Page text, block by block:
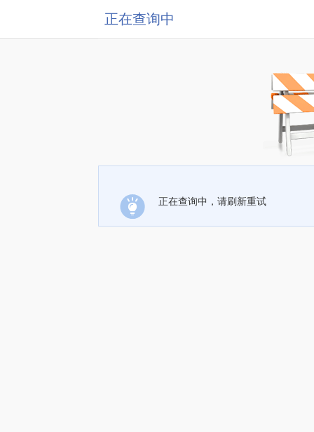
正在查询中
正在查询中，请刷新重试